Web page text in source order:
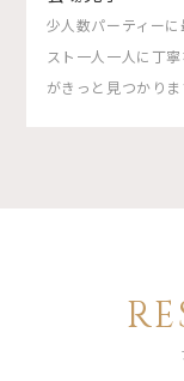
少人数パーティー
スト一人一人に丁
がきっと見つかりま